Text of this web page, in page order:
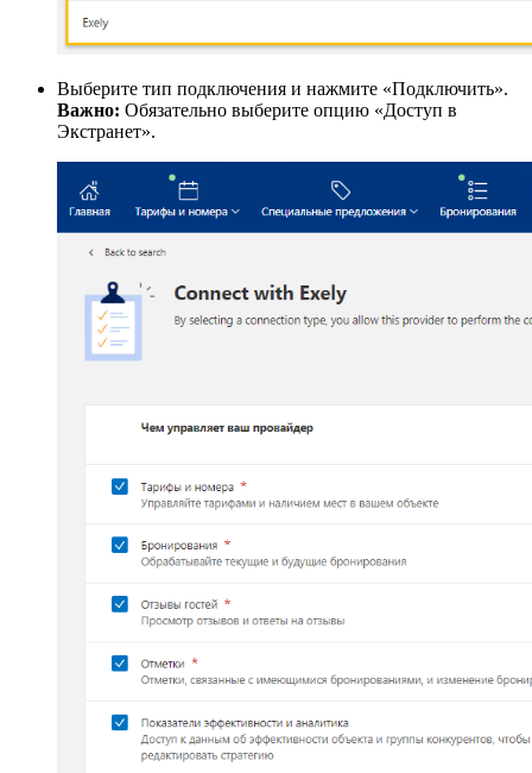
Выберите тип подключения и нажмите «Подключить».
Важно: Обязательно выберите опцию «Доступ в
Экстранет».